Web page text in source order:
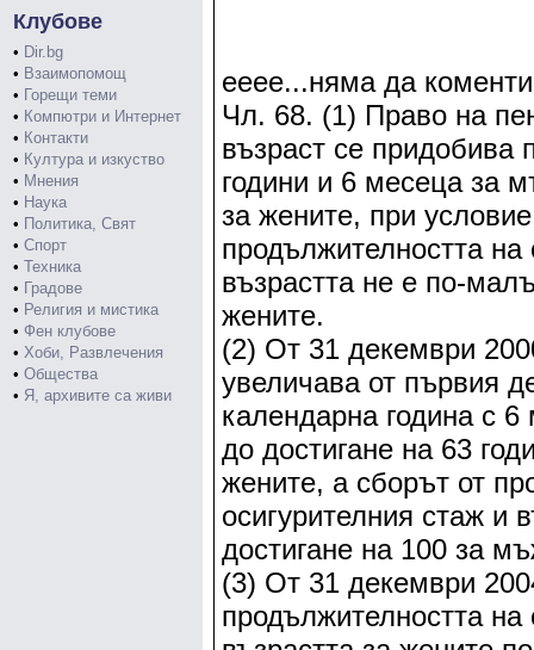
Клубове
• Dir.bg
• Взаимопомощ
• Горещи теми
• Компютри и Интернет
• Контакти
• Култура и изкуство
• Мнения
• Наука
• Политика, Свят
• Спорт
• Техника
• Градове
• Религия и мистика
• Фен клубове
• Хоби, Развлечения
• Общества
• Я, архивите са живи
ееее...няма да
Чл. 68. (1) Право на
възраст се придобива
години и 6 месеца за
за жените, при
продължителността на
възрастта не е по-
жените.
(2) От 31 декември
увеличава от първия
календарна година с
до достигане на 63
жените, а сборът от
осигурителния стаж и
достигане на 100 за
(3) От 31 декември
продължителността на